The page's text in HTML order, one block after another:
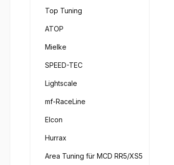
Top Tuning
ATOP
Mielke
SPEED-TEC
Lightscale
mf-RaceLine
Elcon
Hurrax
Area Tuning für MCD RR5/XS5